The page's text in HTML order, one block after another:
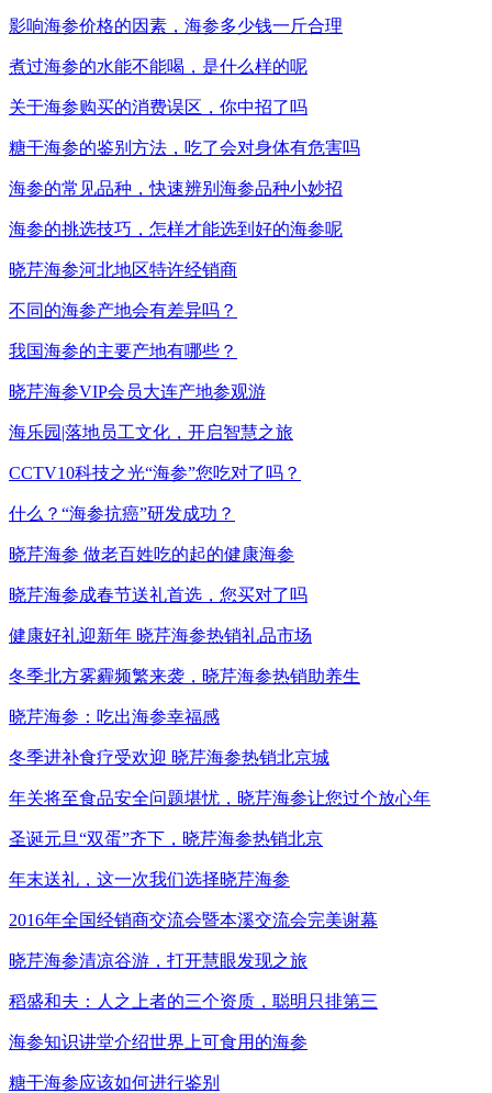
影响海参价格的因素，海参多少钱一斤合理
煮过海参的水能不能喝，是什么样的呢
关于海参购买的消费误区，你中招了吗
糖干海参的鉴别方法，吃了会对身体有危害吗
海参的常见品种，快速辨别海参品种小妙招
海参的挑选技巧，怎样才能选到好的海参呢
晓芹海参河北地区特许经销商
不同的海参产地会有差异吗？
我国海参的主要产地有哪些？
晓芹海参VIP会员大连产地参观游
海乐园|落地员工文化，开启智慧之旅
CCTV10科技之光“海参”您吃对了吗？
什么？“海参抗癌”研发成功？
晓芹海参 做老百姓吃的起的健康海参
晓芹海参成春节送礼首选，您买对了吗
健康好礼迎新年 晓芹海参热销礼品市场
冬季北方雾霾频繁来袭，晓芹海参热销助养生
晓芹海参：吃出海参幸福感
冬季进补食疗受欢迎 晓芹海参热销北京城
年关将至食品安全问题堪忧，晓芹海参让您过个放心年
圣诞元旦“双蛋”齐下，晓芹海参热销北京
年末送礼，这一次我们选择晓芹海参
2016年全国经销商交流会暨本溪交流会完美谢幕
晓芹海参清凉谷游，打开慧眼发现之旅
稻盛和夫：人之上者的三个资质，聪明只排第三
海参知识讲堂介绍世界上可食用的海参
糖干海参应该如何进行鉴别